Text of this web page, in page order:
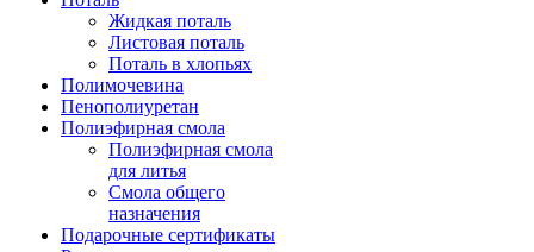
Жидкая поталь
Листовая поталь
Поталь в хлопьях
Полимочевина
Пенополиуретан
Полиэфирная смола
Полиэфирная смола
для литья
Смола общего
назначения
Подарочные сертификаты